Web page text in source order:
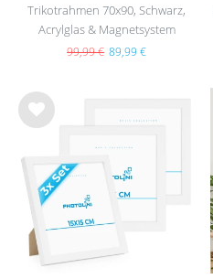
Trikotrahmen 70x90, Schwarz,
Acrylglas & Magnetsystem
99,99 € 89,99 €
Wu
hlist